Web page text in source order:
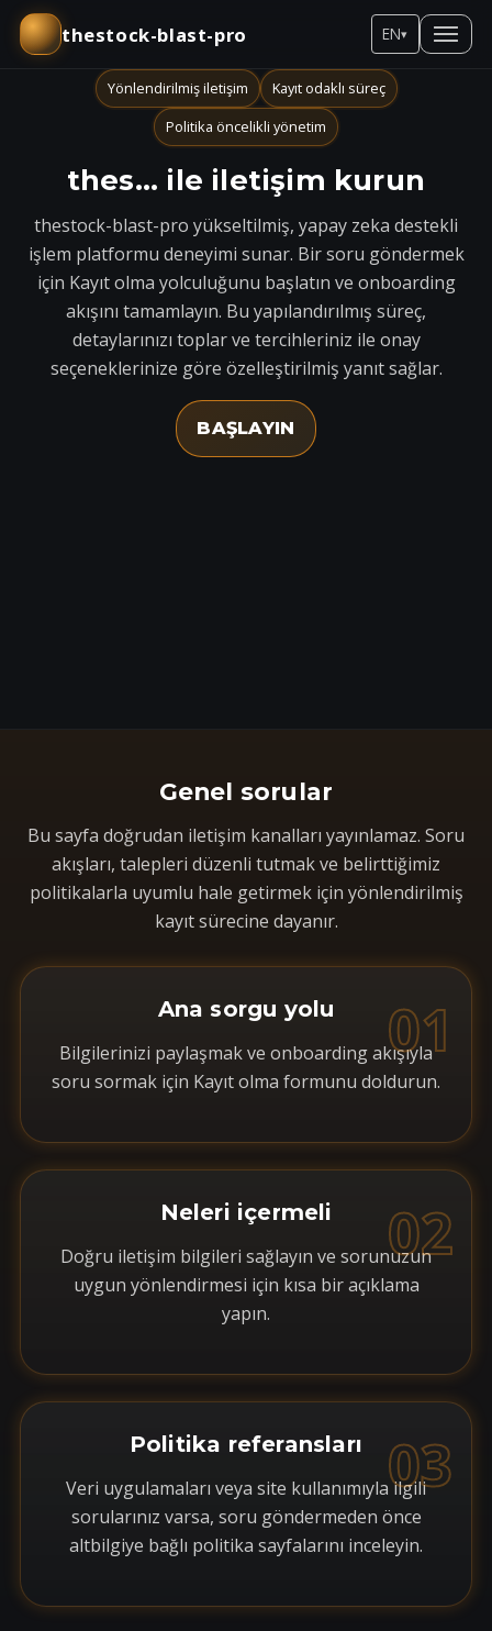
thestock-blast-pro EN▾
Yönlendirilmiş iletişim
Kayıt odaklı süreç
Politika öncelikli yönetim
thes... ile iletişim kurun
thestock-blast-pro yükseltilmiş, yapay zeka destekli
işlem platformu deneyimi sunar. Bir soru göndermek
için Kayıt olma yolculuğunu başlatın ve onboarding
akışını tamamlayın. Bu yapılandırılmış süreç,
detaylarınızı toplar ve tercihleriniz ile onay
seçeneklerinize göre özelleştirilmiş yanıt sağlar.
BAŞLAYIN
Genel sorular
Bu sayfa doğrudan iletişim kanalları yayınlamaz. Soru
akışları, talepleri düzenli tutmak ve belirttiğimiz
politikalarla uyumlu hale getirmek için yönlendirilmiş
kayıt sürecine dayanır.
01
Ana sorgu yolu
Bilgilerinizi paylaşmak ve onboarding akışıyla
soru sormak için Kayıt olma formunu doldurun.
02
Neleri içermeli
Doğru iletişim bilgileri sağlayın ve sorunuzun
uygun yönlendirmesi için kısa bir açıklama
yapın.
03
Politika referansları
Veri uygulamaları veya site kullanımıyla ilgili
sorularınız varsa, soru göndermeden önce
altbilgiye bağlı politika sayfalarını inceleyin.